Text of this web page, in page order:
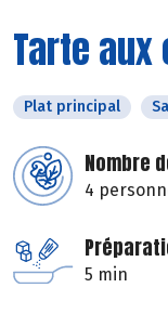
Tarte
Plat principal
Nombre
4
5 min